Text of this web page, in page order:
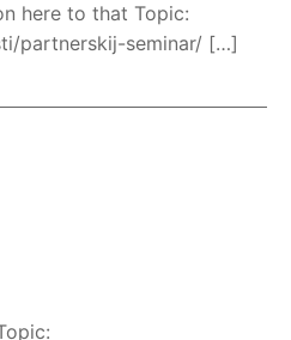
here to that Topic:
partnerskij-seminar/ […]